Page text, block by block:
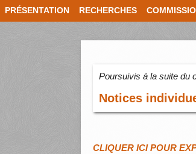
PRÉSENTATION RECHERCHES
Poursuivis à la suite du
Notices
CLIQUER ICI POUR